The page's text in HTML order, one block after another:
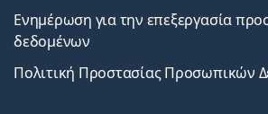
Ενημέρωση για την επεξεργασία
δεδομένων
Πολιτική Προστασίας Προσωπικών